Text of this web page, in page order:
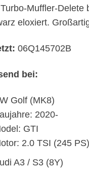
Muffler-Delete
eloxiert.
06Q145702B
bei:
Golf (MK8)
2020-
GTI
2.0 TSI (245 PS)
A3 / S3 (8Y)